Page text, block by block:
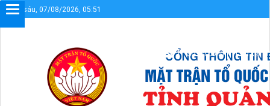
Thứ sáu, 07/08/2026, 05:51
Sơ đồ cổng Liên kết